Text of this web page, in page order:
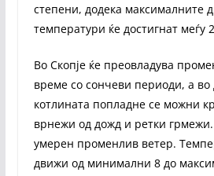
степени, додека максималните
температури ќе достигнат меѓу
Во Скопје ќе преовладува
време со сончеви периоди, а во
котлината попладне се можни
врнежи од дожд и ретки
умерен променлив ветер.
движи од минимални 8 до